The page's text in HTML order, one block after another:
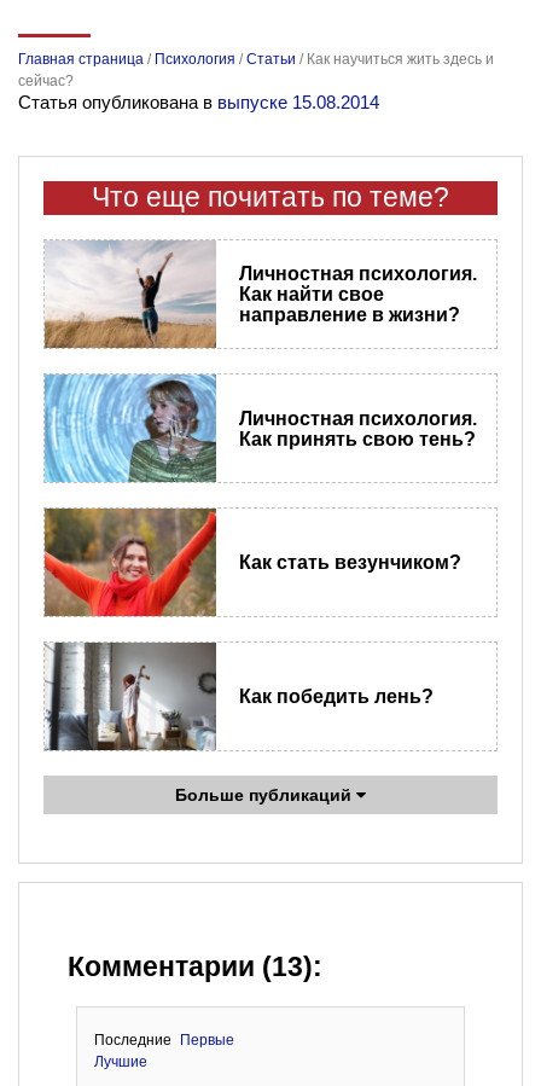
Главная страница / Психология /Статьи / Как научиться жить здесь и
сейчас?
Статья опубликована в выпуске 15.08.2014
Что еще почитать по теме?
Личностная психология.
Как найти свое
направление в жизни?
Личностная психология.
Как принять свою тень?
Как стать везунчиком?
Как победить лень?
Больше публикаций
Комментарии (13):
Последние
Первые
Лучшие